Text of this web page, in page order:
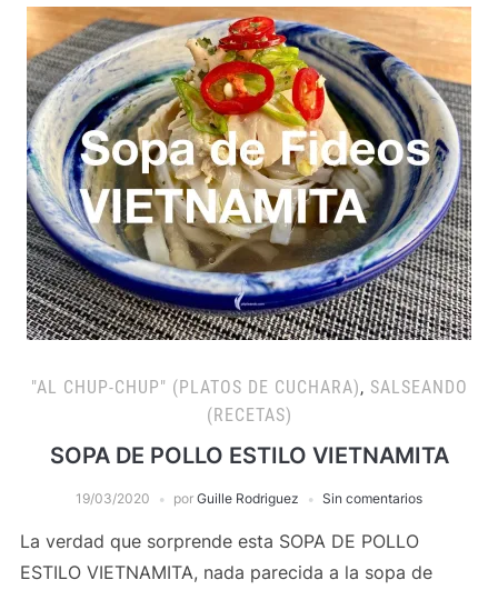
"AL CHUP-CHUP" (PLATOS DE CUCHARA), SALSEANDO
(RECETAS)
SOPA DE POLLO ESTILO VIETNAMITA
19/03/2020 por Guille Rodriguez Sin comentarios
La verdad que sorprende esta SOPA DE POLLO
ESTILO VIETNAMITA, nada parecida a la sopa de